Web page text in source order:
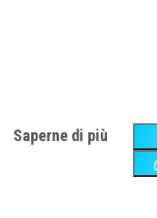
Saperne di più